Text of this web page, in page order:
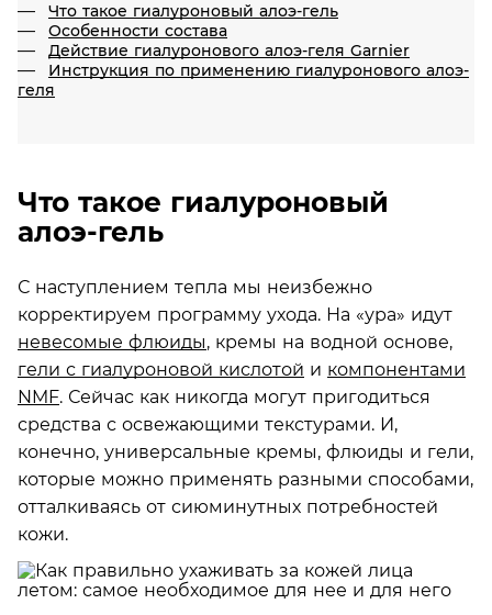
Что такое гиалуроновый алоэ-гель
Особенности состава
Действие гиалуронового алоэ-геля Garnier
Инструкция по применению гиалуронового алоэ-
геля
Что такое гиалуроновый
алоэ-гель
С наступлением тепла мы неизбежно
корректируем программу ухода. На «ура» идут
невесомые флюиды, кремы на водной основе,
гели с гиалуроновой кислотой и компонентами
NMF. Сейчас как никогда могут пригодиться
средства с освежающими текстурами. И,
конечно, универсальные кремы, флюиды и гели,
которые можно применять разными способами,
отталкиваясь от сиюминутных потребностей
кожи.